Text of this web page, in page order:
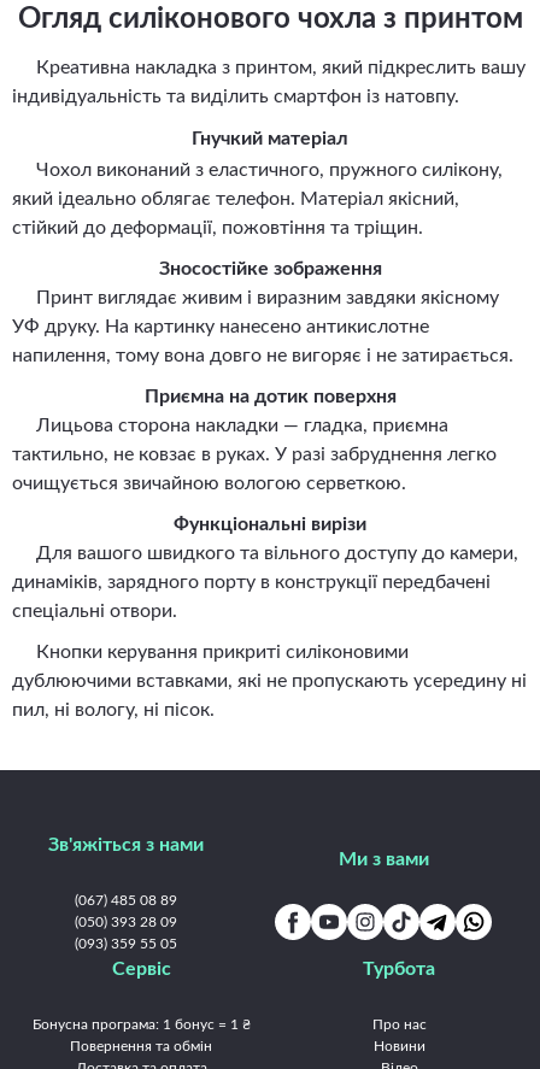
Огляд силіконового чохла з принтом
Креативна накладка з принтом, який підкреслить вашу
індивідуальність та виділить смартфон із натовпу.
Гнучкий матеріал
Чохол виконаний з еластичного, пружного силікону,
який ідеально облягає телефон. Матеріал якісний,
стійкий до деформації, пожовтіння та тріщин.
Зносостійке зображення
Принт виглядає живим і виразним завдяки якісному
УФ друку. На картинку нанесено антикислотне
напилення, тому вона довго не вигоряє і не затирається.
Приємна на дотик поверхня
Лицьова сторона накладки — гладка, приємна
тактильно, не ковзає в руках. У разі забруднення легко
очищується звичайною вологою серветкою.
Функціональні вирізи
Для вашого швидкого та вільного доступу до камери,
динаміків, зарядного порту в конструкції передбачені
спеціальні отвори.
Кнопки керування прикриті силіконовими
дублюючими вставками, які не пропускають усередину ні
пил, ні вологу, ні пісок.
Зв'яжіться з нами
(067) 485 08 89
(050) 393 28 09
(093) 359 55 05
Ми з вами
Сервіс
Бонусна програма: 1 бонус = 1 ₴
Повернення та обмін
Турбота
Про нас
Новини